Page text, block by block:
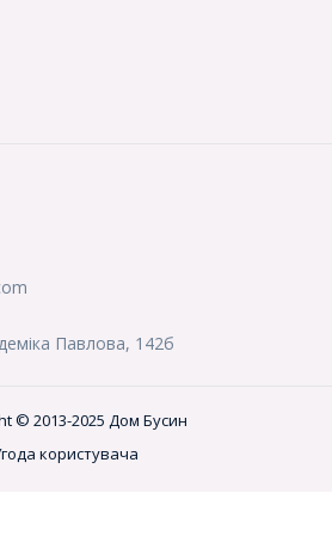
Павлова, 142б
© 2013-2025 Дом Бусин
користувача